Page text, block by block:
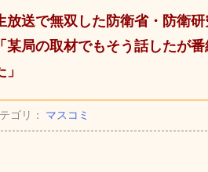
放送で無双した防衛省・防衛
某局の取材でもそう話したが
ゴリ： マスコミ